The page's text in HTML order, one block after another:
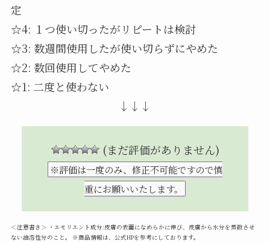
定
☆4: １つ使い切ったがリピートは検討
☆3: 数週間使用したが使い切らずにやめた
☆2: 数回使用してやめた
☆1: 二度と使わない
↓↓↓
(まだ評価がありません)
※評価は一度のみ、修正不可能ですので慎
重にお願いいたします。
＜注意書き＞ ・エモリエント成分:皮膚の表面になめらかに伸び、皮膚から水分を蒸散させ
ない油溶性分のこと。 ※商品情報は、公式HPを参考にしております。